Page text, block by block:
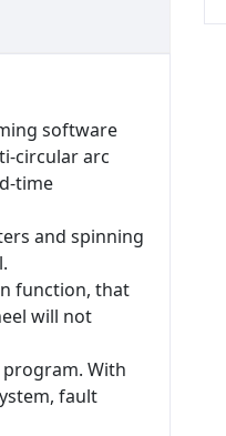
software
circular arc
time
and spinning
function, that
will not
program. With
fault